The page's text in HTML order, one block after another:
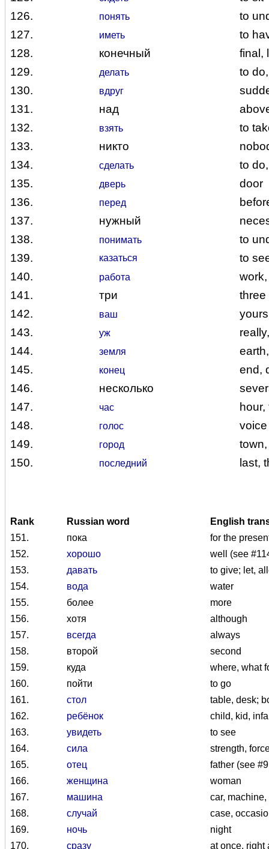
126.
понять
to
127.
иметь
to
128.
конечный
final,
129.
делать
to
130.
вдруг
131.
над
132.
взять
to
133.
никто
134.
сделать
to
135.
дверь
door
136.
перед
137.
нужный
138.
понимать
to
139.
казаться
to
140.
работа
141.
три
three
142.
ваш
yours
143.
уж
144.
земля
145.
конец
end,
146.
несколько
147.
час
hour,
148.
голос
voice
149.
город
150.
последний last,
Rank Russian word
English
151.
пока
for the
152.
хорошо
well (see
153.
давать
to give; let,
154.
вода
water
155.
более
more
156.
хотя
although
157.
всегда
always
158.
второй
second
159.
куда
where, what
160.
пойти
to go
161.
стол
table, desk;
162.
ребёнок
child, kid,
163.
увидеть
to see
164.
сила
strength,
165.
отец
father (see
166.
женщина
woman
167.
машина
car,
168.
случай
case,
169.
ночь
night
170.
сразу at once, right